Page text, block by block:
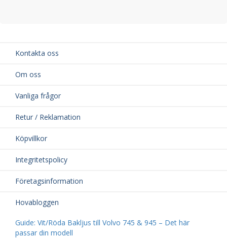
Kontakta oss
Om oss
Vanliga frågor
Retur / Reklamation
Köpvillkor
Integritetspolicy
Företagsinformation
Hovabloggen
Guide: Vit/Röda Bakljus till Volvo 745 & 945 – Det här
passar din modell